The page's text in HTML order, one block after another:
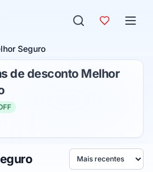
Seguro
de desconto Melhor
de 1 a 5 estrelas
Ordenar por